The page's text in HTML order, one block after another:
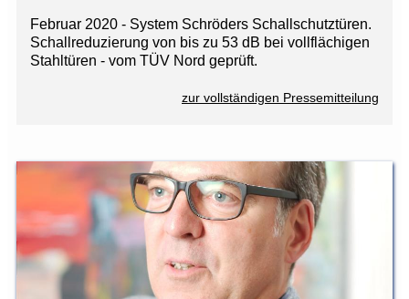
Februar 2020 - System Schröders Schallschutztüren.
Schallreduzierung von bis zu 53 dB bei vollflächigen
Stahltüren - vom TÜV Nord geprüft.
zur vollständigen Pressemitteilung